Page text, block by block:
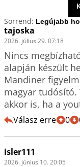
Sorrend:
tajoska
2026. július 29. 07:18
Nincs
alapján készült
Mandiner
magyar tudósító.
akkor is, ha a
Válasz erre 0
isler111
2026. június 10. 20:05